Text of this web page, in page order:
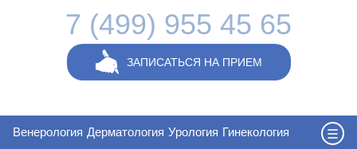
7 (499) 955 45 65
ЗАПИСАТЬСЯ НА ПРИЕМ
Венерология Дерматология Урология Гинекология